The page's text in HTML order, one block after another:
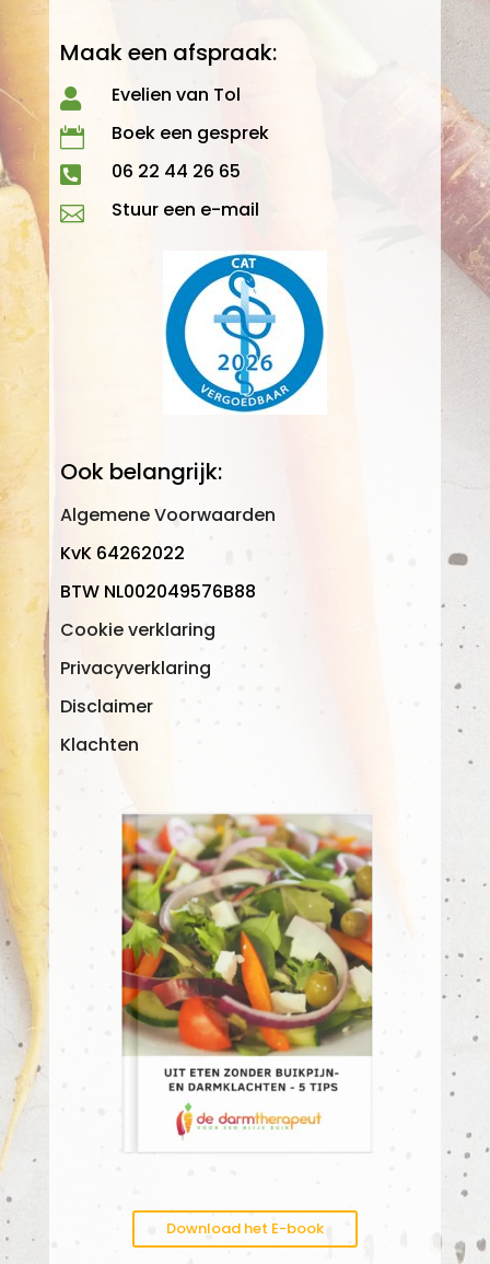
Maak een afspraak:
 Evelien van Tol
 Boek een gesprek
 06 22 44 26 65
 Stuur een e-mail
Ook belangrijk:
Algemene Voorwaarden
KvK 64262022
BTW NL002049576B88
Cookie verklaring
Privacyverklaring
Disclaimer
Klachten
Download het E-book